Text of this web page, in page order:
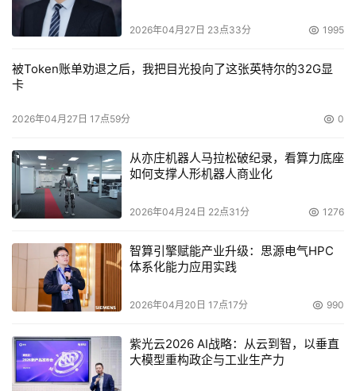
2026年04月27日 23点33分 1995
被Token账单劝退之后，我把目光投向了这张英特尔的32G显
卡
2026年04月27日 17点59分 0
从亦庄机器人马拉松破纪录，看算力底座
如何支撑人形机器人商业化
2026年04月24日 22点31分 1276
智算引擎赋能产业升级：思源电气HPC
体系化能力应用实践
2026年04月20日 17点17分 990
紫光云2026 AI战略：从云到智，以垂直
大模型重构政企与工业生产力